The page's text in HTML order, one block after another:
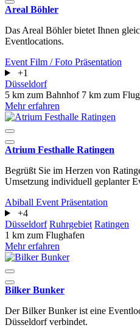
Areal Böhler
Das Areal Böhler bietet Ihnen
Eventlocations.
Event Film / Foto Präsentation
+1
Düsseldorf
5 km zum Bahnhof 7 km zum
Mehr erfahren
Atrium Festhalle Ratingen
Begrüßt Sie im Herzen von
Umsetzung individuell geplanter
Abiball Event Präsentation
+4
Düsseldorf Ruhrgebiet Ratingen
1 km zum Flughafen
Mehr erfahren
Bilker Bunker
Der Bilker Bunker ist eine
Düsseldorf verbindet.